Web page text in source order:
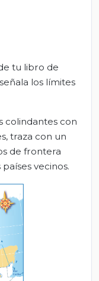
tu libro de
los límites
colindantes con
traza con un
de frontera
vecinos.